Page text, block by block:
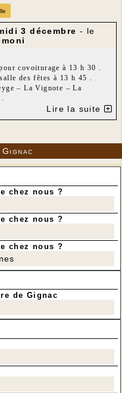
3 décembre - le
covoiturage à 13 h 30 .
des fêtes à 13 h 45 .
– La Vignote – La
Lire la suite
chez nous ?
chez nous ?
chez nous ?
de Gignac